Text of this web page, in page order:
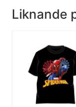
Liknande